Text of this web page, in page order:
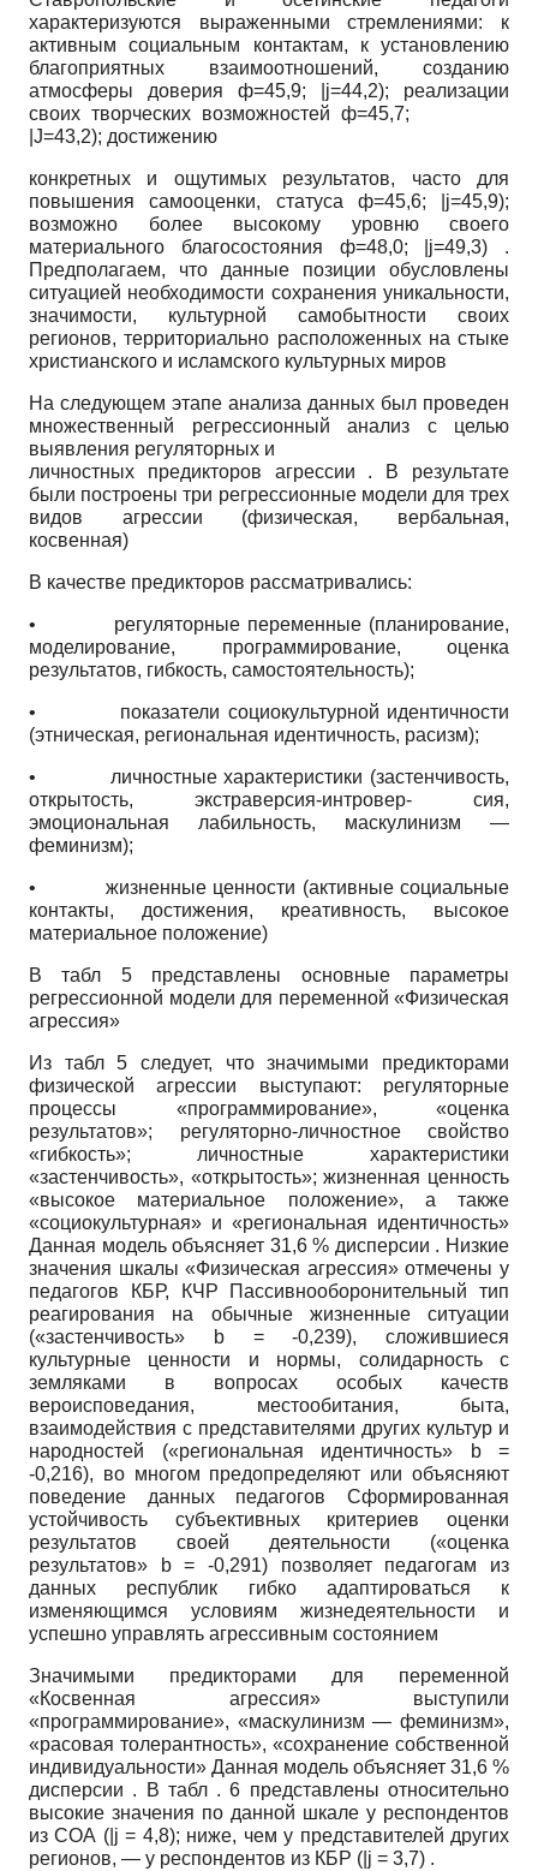
характеризуются выраженными стремлениями: к
активным социальным контактам, к установлению
благоприятных взаимоотношений, созданию
атмосферы доверия ф=45,9;
|j=44,2); реализации
своих творческих возможностей ф=45,7;
|J=43,2); достижению
конкретных и ощутимых результатов, часто для
повышения самооценки, статуса ф=45,6;
|j=45,9);
возможно более высокому уровню своего
материального благосостояния ф=48,0;
|j=49,3) .
Предполагаем, что данные позиции обусловлены
ситуацией необходимости сохранения уникальности,
значимости, культурной самобытности своих
регионов, территориально расположенных на стыке
христианского и исламского культурных миров
На следующем этапе анализа данных был проведен
множественный регрессионный анализ с целью
выявления регуляторных и
личностных предикторов агрессии .
В результате
были построены три регрессионные модели для трех
видов агрессии (физическая, вербальная,
косвенная)
В качестве предикторов рассматривались:
•
регуляторные переменные (планирование,
моделирование, программирование, оценка
результатов, гибкость, самостоятельность);
•
показатели социокультурной идентичности
(этническая, региональная идентичность, расизм);
•
личностные характеристики (застенчивость,
открытость, экстраверсия-интровер- сия,
эмоциональная лабильность, маскули­низм —
феминизм);
•
жизненные ценности (активные социальные
контакты, достижения, креативность, высокое
материальное положение)
В табл 5 представлены основные параметры
регрессионной модели для переменной «Физическая
агрессия»
Из табл 5 следует, что значимыми преди­кторами
физической агрессии выступают: регуляторные
процессы «программирование», «оценка
результатов»; регуляторно-личностное свойство
«гибкость»; личностные характеристики
«застенчивость», «открытость»; жизненная ценность
«высокое материальное положение», а также
«социокультурная» и «региональная идентичность»
Данная модель объясняет 31,6 % дисперсии . Низкие
значения шкалы «Физическая агрессия» отмечены у
педагогов КБР, КЧР Пассивно­оборонительный тип
реагирования на обычные жизненные ситуации
(«застенчивость»
b = -0,239), сложившиеся
культурные ценности и нормы, солидарность с
земляками в вопросах особых качеств
вероисповедания, местообитания, быта,
взаимодействия с представителями других культур и
народностей («региональная идентичность»
b =
-0,216), во многом предопределяют или объясняют
поведение данных педагогов Сформированная
устойчивость субъективных критериев оценки
результатов своей деятельности («оценка
результатов»
b= -0,291) позволяет педагогам из
данных республик гибко адаптироваться к
изменяющимся условиям жизнедеятельности и
успешно управлять агрессивным состоянием
Значимыми предикторами для переменной
«Косвенная агрессия» выступили
«программирование», «маскулинизм — феминизм»,
«расовая толерантность», «сохранение собственной
индивидуальности» Данная модель объясняет 31,6 %
дисперсии . В табл . 6 представлены относительно
высокие значения по данной шкале у респондентов
из СОА (|j= 4,8); ниже, чем у представителей других
регионов, — у респондентов из КБР (|j = 3,7) .